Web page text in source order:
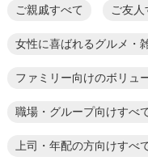
ご親戚すべて ご友人
女性に喜ばれるグルメ・
ファミリー向けのボリュ
職場・グループ向けすべ
上司・年配の方向けすべ